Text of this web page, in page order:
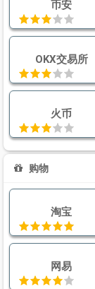
币安
OKX交易所
火币
购物
淘宝
网易